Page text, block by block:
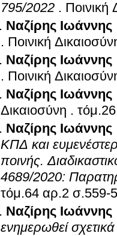
795/2022 . Ποινική
Ναζίρης Ιωάννης
. Ποινική
Ναζίρης Ιωάννης
. Ποινική
Ναζίρης Ιωάννης
Δικαιοσύνη .
Ναζίρης Ιωάννης
ΚΠΔ και
ποινής.
4689/2020:
τόμ.64 αρ.2
Ναζίρης Ιωάννης
ενημερωθεί